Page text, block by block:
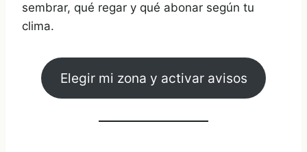
sembrar, qué regar y qué abonar según tu
clima.
Elegir mi zona y activar avisos